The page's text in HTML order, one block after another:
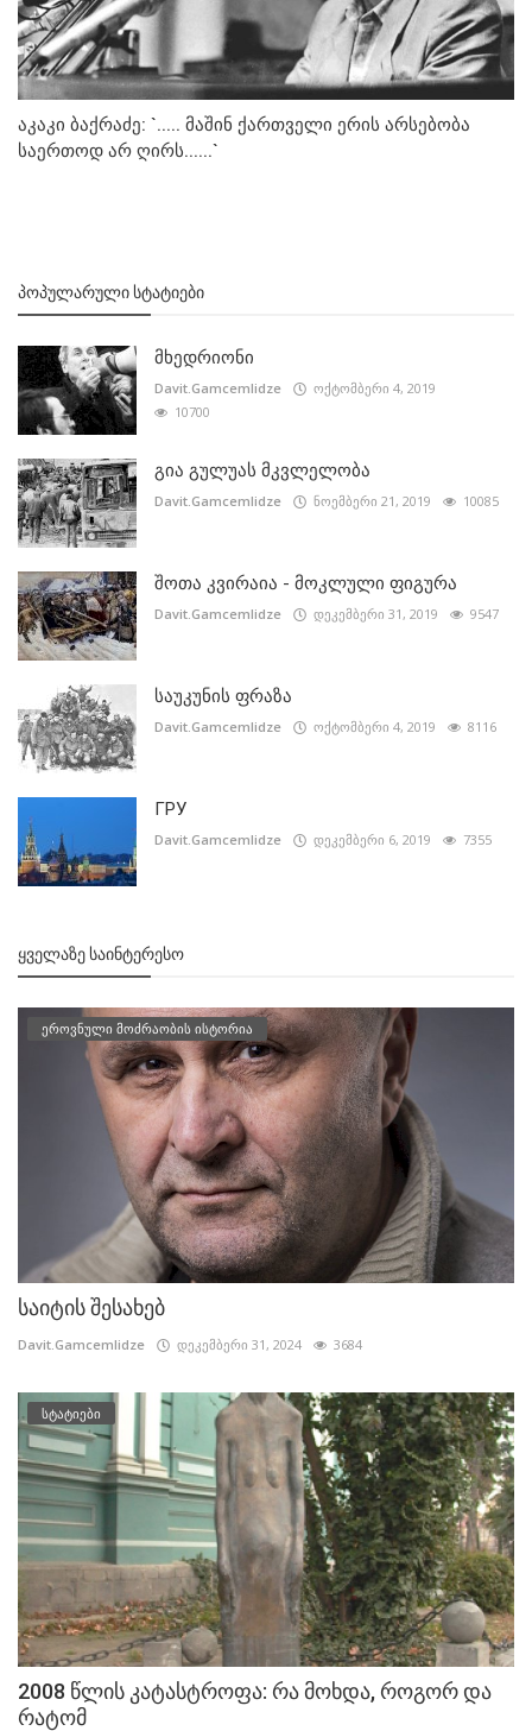
აკაკი ბაქრაძე: `..... მაშინ ქართველი ერის არსებობა
საერთოდ არ ღირს......`
ᲞᲝᲞᲣᲚᲐᲠᲣᲚᲘ ᲡᲢᲐᲢᲘᲔᲑᲘ
მხედრიონი
Davit.Gamcemlidze
ოქტომბერი 4, 2019
10700
გია გულუას მკვლელობა
Davit.Gamcemlidze ნოემბერი 21, 2019 10085
შოთა კვირაია - მოკლული ფიგურა
Davit.Gamcemlidze დეკემბერი 31, 2019 9547
საუკუნის ფრაზა
Davit.Gamcemlidze ოქტომბერი 4, 2019 8116
ГРУ
Davit.Gamcemlidze დეკემბერი 6, 2019 7355
ᲧᲕᲔᲚᲐᲖᲔ ᲡᲐᲘᲜᲢᲔᲠᲔᲡᲝ
ეროვნული მოძრაობის ისტორია
საიტის შესახებ
Davit.Gamcemlidze დეკემბერი 31, 2024 3684
სტატიები
2008 წლის კატასტროფა: რა მოხდა, როგორ და
რატომ